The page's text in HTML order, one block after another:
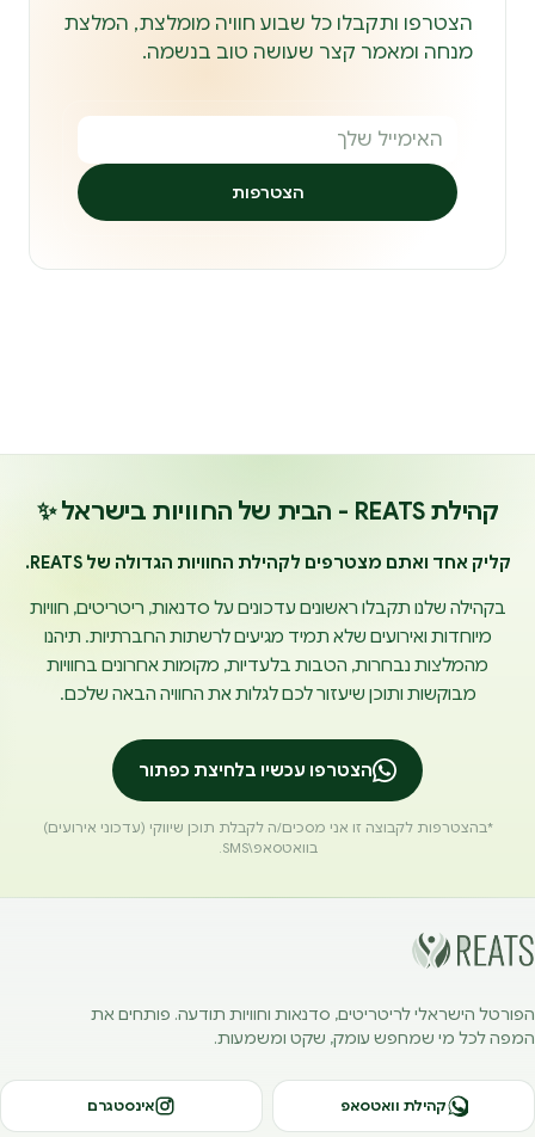
הצטרפו ותקבלו כל שבוע חוויה מומלצת, המלצת
מנחה ומאמר קצר שעושה טוב בנשמה.
הצטרפות
קהילת REATS - הבית של החוויות בישראל ✨
קליק אחד ואתם מצטרפים לקהילת החוויות הגדולה של REATS.
בקהילה שלנו תקבלו ראשונים עדכונים על סדנאות, ריטריטים, חוויות
מיוחדות ואירועים שלא תמיד מגיעים לרשתות החברתיות. תיהנו
מהמלצות נבחרות, הטבות בלעדיות, מקומות אחרונים בחוויות
מבוקשות ותוכן שיעזור לכם לגלות את החוויה הבאה שלכם.
הצטרפו עכשיו בלחיצת כפתור
*בהצטרפות לקבוצה זו אני מסכים/ה לקבלת תוכן שיווקי (עדכוני אירועים)
בוואטסאפ\SMS.
הפורטל הישראלי לריטריטים, סדנאות וחוויות תודעה. פותחים את
המפה לכל מי שמחפש עומק, שקט ומשמעות.
קהילת וואטסאפ אינסטגרם